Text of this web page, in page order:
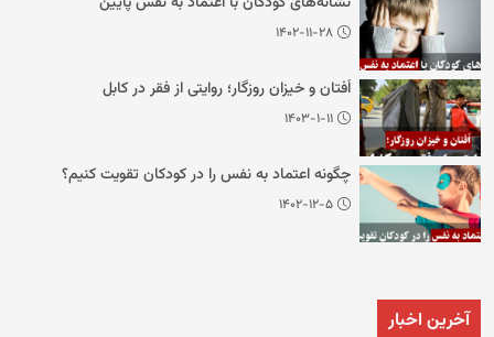
۱۴۰۲-۱۱-۲۸
اُفتان و خیزان روزگار؛ روایتی از فقر در کابل
۱۴۰۳-۱-۱۱
چگونه اعتماد به نفس را در کودکان تقویت کنیم؟
۱۴۰۲-۱۲-۵
آخرین اخبار